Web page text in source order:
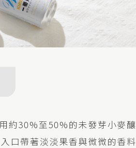
約30%至50%的未發芽小麥釀
口帶著淡淡果香與微微的香料